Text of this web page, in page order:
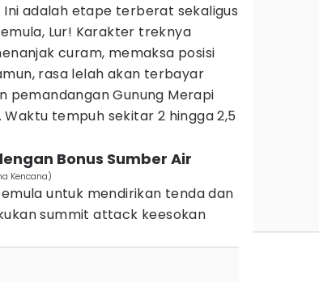
Ini adalah etape terberat sekaligus
Lur! Karakter treknya
curam, memaksa posisi
rasa lelah akan terbayar
pemandangan Gunung Merapi
tempuh sekitar 2 hingga 2,5
Bonus Sumber Air
Kencana)
untuk mendirikan tenda dan
summit attack keesokan